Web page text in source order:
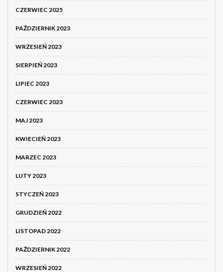
CZERWIEC 2025
PAŹDZIERNIK 2023
WRZESIEŃ 2023
SIERPIEŃ 2023
LIPIEC 2023
CZERWIEC 2023
MAJ 2023
KWIECIEŃ 2023
MARZEC 2023
LUTY 2023
STYCZEŃ 2023
GRUDZIEŃ 2022
LISTOPAD 2022
PAŹDZIERNIK 2022
WRZESIEŃ 2022